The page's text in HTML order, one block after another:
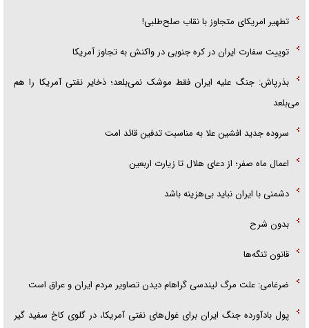
تطهیر امریکای متجاوز با نقاب صلح‌طلبی!
توییت سفارت ایران در کره جنوبی در واکنش به تجاوز آمریکا
بذرپاش: ‏جنگ علیه ایران فقط موشک نمی‌بلعد؛ ذخایر نفتی آمریکا را هم
می‌بلعد
سروده جدید افشین علا به مناسبت تدفین قائد امت
اعمال ماه صفر؛ از دعای هلال تا زیارت اربعین
دشمنی با ایران نباید بی‌هزینه باشد
بدون شرح
قانون تنگه‌ها
ضرغامی: علت مرگ لیندسی گراهام دیدن تصاویر مردم ایران و عراق است
پول بادآورده جنگ ایران برای غول‌های نفتی آمریکا، در گلوی کاخ سفید گیر